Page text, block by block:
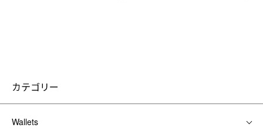
カテゴリー
Wallets